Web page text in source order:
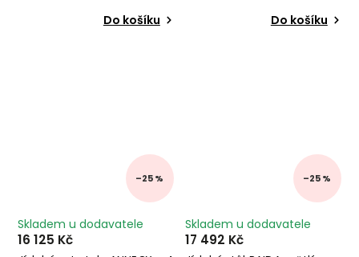
Do košíku Do košíku
–25 %
Skladem u dodavatele
16 125 Kč
–25 %
Skladem u dodavatele
17 492 Kč